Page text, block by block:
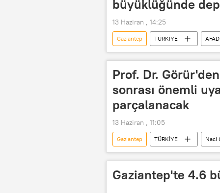
büyüklüğünde
13 Haziran , 14:25
Gaziantep TÜRKİYE AFAD
Prof. Dr. Hasan Sözbilir
Prof. Dr.
sonrası önemli
parçalanacak
13 Haziran , 11:05
Gaziantep TÜRKİYE Naci
Gaziantep'te 4.6